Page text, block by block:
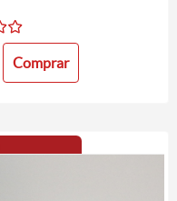
Comprar